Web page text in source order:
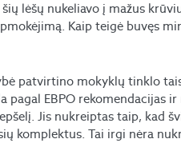
lėšų nukeliavo į mažus
Kaip teigė buvęs
patvirtino mokyklų tinklo
pagal EBPO rekomendacijas
Jis nukreiptas taip, kad
komplektus. Tai irgi nėra